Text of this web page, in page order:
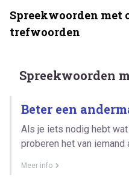
Spreekwoorden met
trefwoorden
Spreekwoorden
Beter een
Als je iets nodig hebt
proberen het van iemand
Meer info